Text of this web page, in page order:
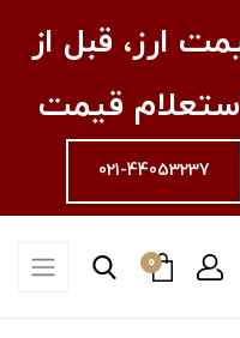
ارز، قبل از
قیمت
021-44053237
0